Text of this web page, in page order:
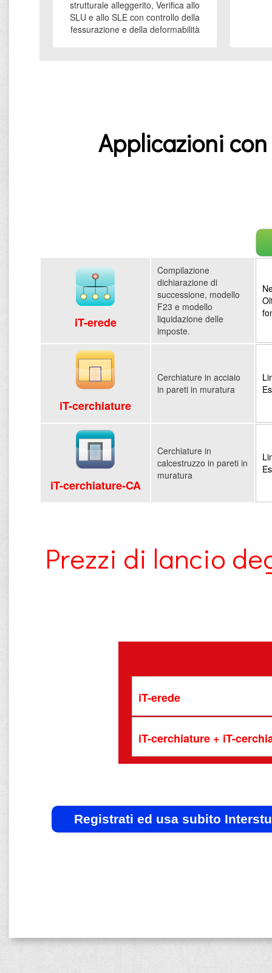
strutturale alleggerito, Verifica allo
SLU e allo SLE con controllo della
fessurazione e della deformabilità
Applicazioni
iT-erede
Compilazione
dichiarazione di
successione, modello
F23 e modello
liquidazione delle
imposte.
iT-cerchiature
Cerchiature in acciaio
in pareti in muratura
iT-cerchiature-CA
Cerchiature in
calcestruzzo in pareti in
muratura
Prezzi di lancio
iT-erede
iT-cerchiature + iT-
Registrati ed usa subito